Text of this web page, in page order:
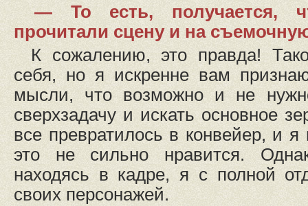
— То есть, получается,
прочитали сцену и на
К сожалению, это правда!
себя, но я искренне вам
мысли, что возможно и не
сверхзадачу и искать основное
все превратилось в конвейер, и
это не сильно нравится.
находясь в кадре, я с полной
своих персонажей.